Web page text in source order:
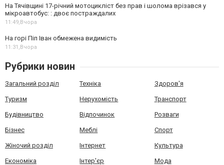
На Тячівщині 17-річний мотоцикліст без прав і шолома врізався у
мікроавтобус: : двоє постраждалих
11:49,Вчора
На горі Піп Іван обмежена видимість
11:31,Вчора
Рубрики новин
Загальний розділ Техніка Здоров'я
Туризм Нерухомість Транспорт
Будівництво Відпочинок Розваги
Бізнес Меблі Спорт
Жіночий розділ Інтернет Культура
Економіка Інтер'єр Мода